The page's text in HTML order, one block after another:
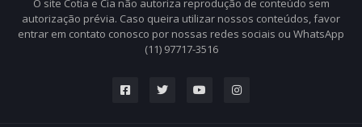
autorização prévia. Caso queira utilizar nossos conteúdos, favor
entrar em contato conosco por nossas redes sociais ou WhatsApp
(11) 97717-3516